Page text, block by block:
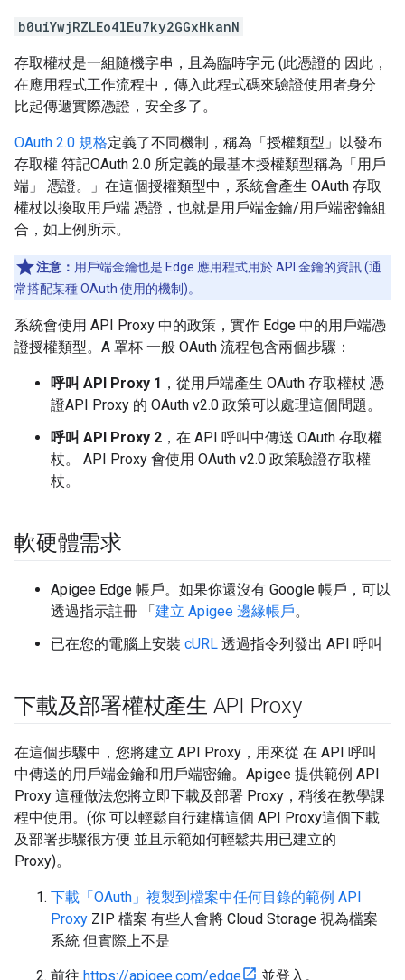
b0uiYwjRZLEo4lEu7ky2GGxHkanN
存取權杖是一組隨機字串，且為臨時字元 (此憑證的 因此，
在應用程式工作流程中，傳入此程式碼來驗證使用者身分
比起傳遞實際憑證，安全多了。
OAuth 2.0 規格定義了不同機制，稱為「授權類型」以發布
存取權 符記OAuth 2.0 所定義的最基本授權類型稱為「用戶
端」 憑證。」在這個授權類型中，系統會產生 OAuth 存取
權杖以換取用戶端 憑證，也就是用戶端金鑰/用戶端密鑰組
合，如上例所示。
注意： 用戶端金鑰也是 Edge 應用程式用於 API 金鑰的資訊 (通
常搭配某種 OAuth 使用的機制)。
系統會使用 API Proxy 中的政策，實作 Edge 中的用戶端憑
證授權類型。A 罩杯 一般 OAuth 流程包含兩個步驟：
呼叫 API Proxy 1 ，從用戶端產生 OAuth 存取權杖 憑
證API Proxy 的 OAuth v2.0 政策可以處理這個問題。
呼叫 API Proxy 2 ，在 API 呼叫中傳送 OAuth 存取權
杖。 API Proxy 會使用 OAuth v2.0 政策驗證存取權
杖。
軟硬體需求
Apigee Edge 帳戶。如果你還沒有 Google 帳戶，可以
透過指示註冊 「建立 Apigee 邊緣帳戶。
已在您的電腦上安裝 cURL 透過指令列發出 API 呼叫
下載及部署權杖產生 API Proxy
在這個步驟中，您將建立 API Proxy，用來從 在 API 呼叫
中傳送的用戶端金鑰和用戶端密鑰。Apigee 提供範例 API
Proxy 這種做法您將立即下載及部署 Proxy，稍後在教學課
程中使用。(你 可以輕鬆自行建構這個 API Proxy這個下載
及部署步驟很方便 並且示範如何輕鬆共用已建立的
Proxy)。
下載「OAuth」複製到檔案中任何目錄的範例 API
Proxy ZIP 檔案 有些人會將 Cloud Storage 視為檔案
系統 但實際上不是
前往 https://apigee.com/edge
並登入。